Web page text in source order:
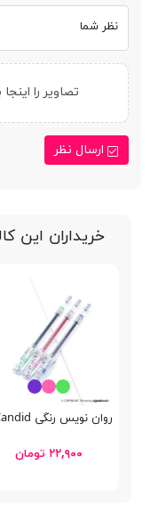
نظر شما
تصاویر را
ارسال نظر
خریداران این
روان نویس رنگی Creators Class Candid
۲۲,۹۰۰ تومان